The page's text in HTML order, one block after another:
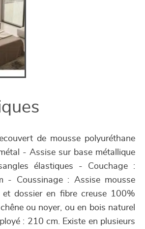
de mousse polyuréthane
- Assise sur base métallique
élastiques - Couchage :
Coussinage : Assise mousse
dossier en fibre creuse 100%
ou noyer, ou en bois naturel
: 210 cm. Existe en plusieurs